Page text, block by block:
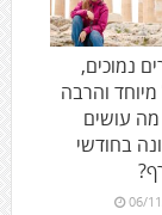
נמוכים,
מיוחד והרבה
מה עושים
בחודשי
06/